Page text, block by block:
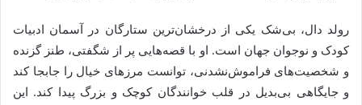
رولد دال، بی‌شک یکی از درخشان‌ترین ستارگان در آسمان ادبیات
کودک و نوجوان جهان است. او با قصه‌هایی پر از شگفتی، طنز گزنده
و شخصیت‌های فراموش‌نشدنی، توانست مرزهای خیال را جابجا کند
و جایگاهی بی‌بدیل در قلب خوانندگان کوچک و بزرگ پیدا کند. این